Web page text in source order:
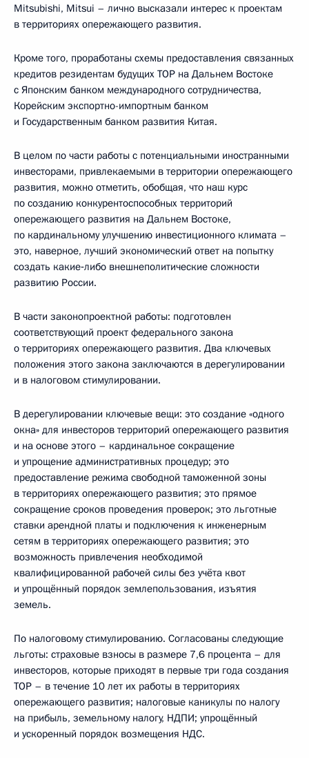
Mitsubishi, Mitsui – лично высказали интерес к проектам
в территориях опережающего развития.
Кроме того, проработаны схемы предоставления связанных
кредитов резидентам будущих ТОР на Дальнем Востоке
с Японским банком международного сотрудничества,
Корейским экспортно-импортным банком
и Государственным банком развития Китая.
В целом по части работы с потенциальными иностранными
инвесторами, привлекаемыми в территории опережающего
развития, можно отметить, обобщая, что наш курс
по созданию конкурентоспособных территорий
опережающего развития на Дальнем Востоке,
по кардинальному улучшению инвестиционного климата –
это, наверное, лучший экономический ответ на попытку
создать какие‑либо внешнеполитические сложности
развитию России.
В части законопроектной работы: подготовлен
соответствующий проект федерального закона
о территориях опережающего развития. Два ключевых
положения этого закона заключаются в дерегулировании
и в налоговом стимулировании.
В дерегулировании ключевые вещи: это создание «одного
окна» для инвесторов территорий опережающего развития
и на основе этого – кардинальное сокращение
и упрощение административных процедур; это
предоставление режима свободной таможенной зоны
в территориях опережающего развития; это прямое
сокращение сроков проведения проверок; это льготные
ставки арендной платы и подключения к инженерным
сетям в территориях опережающего развития; это
возможность привлечения необходимой
квалифицированной рабочей силы без учёта квот
и упрощённый порядок землепользования, изъятия
земель.
По налоговому стимулированию. Согласованы следующие
льготы: страховые взносы в размере 7,6 процента – для
инвесторов, которые приходят в первые три года создания
ТОР – в течение 10 лет их работы в территориях
опережающего развития; налоговые каникулы по налогу
на прибыль, земельному налогу, НДПИ; упрощённый
и ускоренный порядок возмещения НДС.